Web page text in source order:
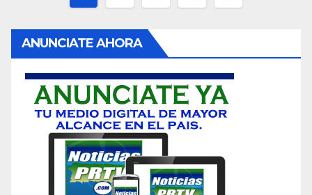
entradas
ANUNCIATE AHORA